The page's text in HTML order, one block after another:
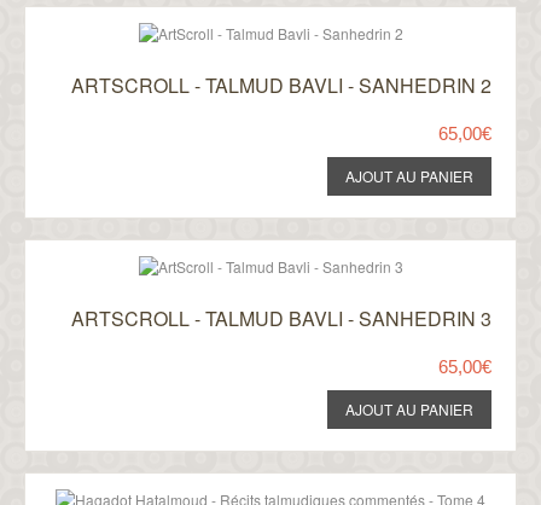
ARTSCROLL - TALMUD BAVLI - SANHEDRIN 2
65,00€
ARTSCROLL - TALMUD BAVLI - SANHEDRIN 3
65,00€